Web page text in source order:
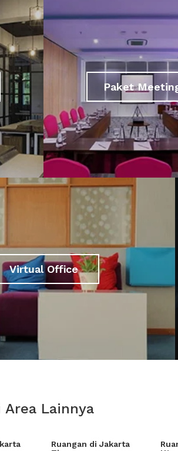
Paket
Virtual Office
Lainnya
Ruangan di Jakarta